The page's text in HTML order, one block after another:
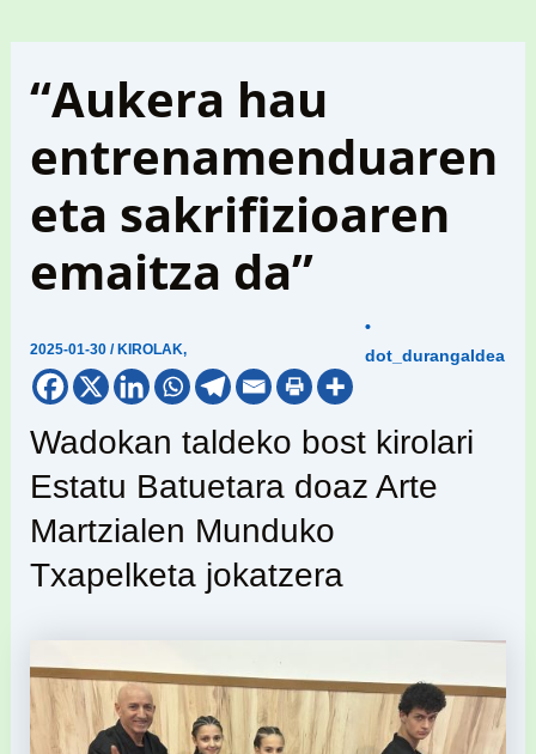
“Aukera hau
entrenamenduaren
eta sakrifizioaren
emaitza da”
2025-01-30/ KIROLAK,
•
dot_durangaldea
Wadokan taldeko bost kirolari
Estatu Batuetara doaz Arte
Martzialen Munduko
Txapelketa jokatzera